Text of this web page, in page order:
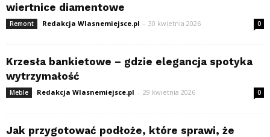
wiertnice diamentowe
Remont Redakcja Wlasnemiejsce.pl - 30 kwietnia 2026 0
Krzesła bankietowe – gdzie elegancja spotyka
wytrzymałość
Meble Redakcja Wlasnemiejsce.pl - 29 kwietnia 2026 0
Jak przygotować podłoże, które sprawi, że